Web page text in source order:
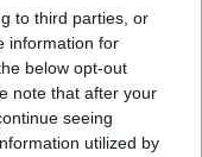
to third parties, or
information for
below opt-out
note that after your
seeing
utilized by